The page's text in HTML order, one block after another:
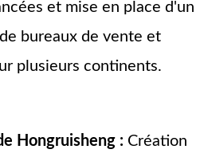
et mise en place d'un
bureaux de vente et
plusieurs continents.
Hongruisheng : Création